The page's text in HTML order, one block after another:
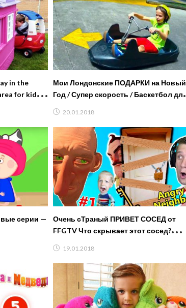
in the
for kids,
Мои Лондонские ПОДАРКИ на Новый
Год / Супер скорость / Баскетбол для
20.01.2018
серии —
Очень сТраный ПРИВЕТ СОСЕД от
FFGTV Что скрывает этот сосед?
19.01.2018